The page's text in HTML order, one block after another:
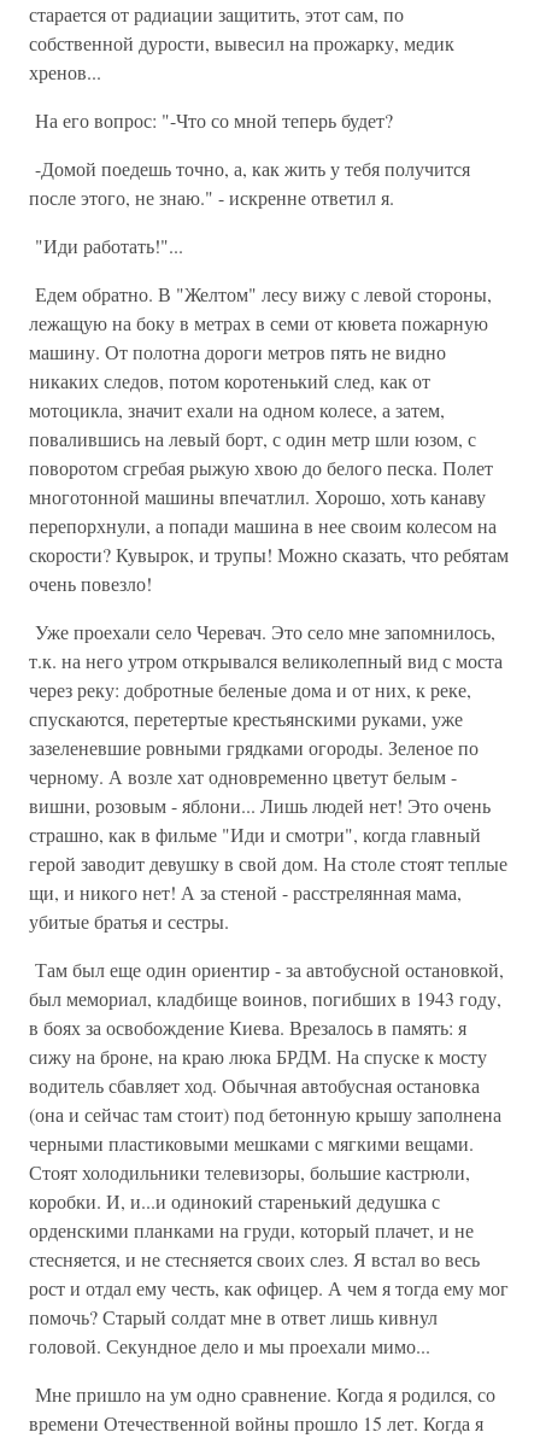
старается от радиации защитить, этот сам, по
собственной дурости, вывесил на прожарку, медик
хренов...
На его вопрос: "-Что со мной теперь будет?
-Домой поедешь точно, а, как жить у тебя получится
после этого, не знаю." - искренне ответил я.
"Иди работать!"...
Едем обратно. В "Желтом" лесу вижу с левой стороны,
лежащую на боку в метрах в семи от кювета пожарную
машину. От полотна дороги метров пять не видно
никаких следов, потом коротенький след, как от
мотоцикла, значит ехали на одном колесе, а затем,
повалившись на левый борт, с один метр шли юзом, с
поворотом сгребая рыжую хвою до белого песка. Полет
многотонной машины впечатлил. Хорошо, хоть канаву
перепорхнули, а попади машина в нее своим колесом на
скорости? Кувырок, и трупы! Можно сказать, что ребятам
очень повезло!
Уже проехали село Черевач. Это село мне запомнилось,
т.к. на него утром открывался великолепный вид с моста
через реку: добротные беленые дома и от них, к реке,
спускаются, перетертые крестьянскими руками, уже
зазеленевшие ровными грядками огороды. Зеленое по
черному. А возле хат одновременно цветут белым -
вишни, розовым - яблони... Лишь людей нет! Это очень
страшно, как в фильме "Иди и смотри", когда главный
герой заводит девушку в свой дом. На столе стоят теплые
щи, и никого нет! А за стеной - расстрелянная мама,
убитые братья и сестры.
Там был еще один ориентир - за автобусной остановкой,
был мемориал, кладбище воинов, погибших в 1943 году,
в боях за освобождение Киева. Врезалось в память: я
сижу на броне, на краю люка БРДМ. На спуске к мосту
водитель сбавляет ход. Обычная автобусная остановка
(она и сейчас там стоит) под бетонную крышу заполнена
черными пластиковыми мешками с мягкими вещами.
Стоят холодильники телевизоры, большие кастрюли,
коробки. И, и...и одинокий старенький дедушка с
орденскими планками на груди, который плачет, и не
стесняется, и не стесняется своих слез. Я встал во весь
рост и отдал ему честь, как офицер. А чем я тогда ему мог
помочь? Старый солдат мне в ответ лишь кивнул
головой. Секундное дело и мы проехали мимо...
Мне пришло на ум одно сравнение. Когда я родился, со
времени Отечественной войны прошло 15 лет. Когда я